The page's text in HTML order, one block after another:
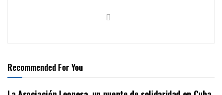
Recommended For You